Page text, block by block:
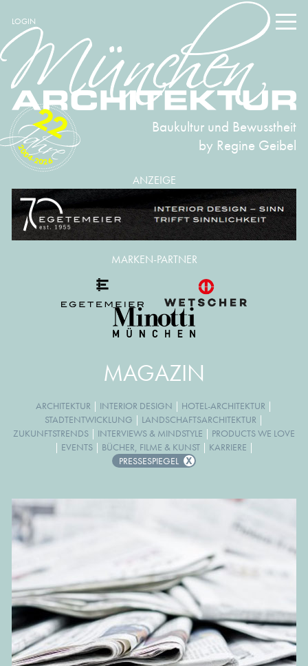
LOGIN
Baukultur und Bewusstheit
by Regine Geibel
2004-2026
22
ANZEIGE
MAGAZIN
ARCHITEKTUR | INTERIOR DESIGN | HOTEL-ARCHITEKTUR |
STADTENTWICKLUNG | LANDSCHAFTSARCHITEKTUR |
ZUKUNFTSTRENDS | INTERVIEWS & MINDSTYLE | PRODUCTS WE LOVE
| EVENTS | BÜCHER, FILME & KUNST | KARRIERE |
PRESSESPIEGEL